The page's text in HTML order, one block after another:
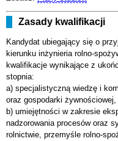
Zasady kwalifikacji
Kandydat ubiegający się o
kierunku inżynieria rolno-
kwalifikacje wynikające z
stopnia:
a) specjalistyczną wiedzę i
oraz gospodarki żywnościowej,
b) umiejętności w zakresie
nadzorowania procesów oraz
rolnictwie, przemyśle rolno-